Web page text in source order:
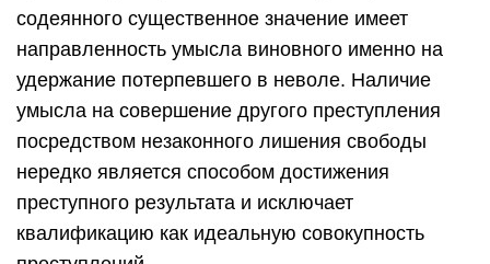
содеянного существенное значение имеет
направленность умысла виновного именно на
удержание потерпевшего в неволе. Наличие
умысла на совершение другого преступления
посредством незаконного лишения свободы
нередко является способом достижения
преступного результата и исключает
квалификацию как идеальную совокупность